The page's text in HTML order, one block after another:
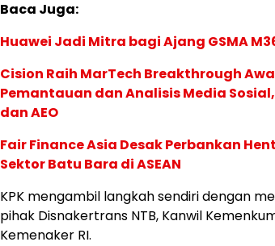
Baca Juga:
Huawei Jadi Mitra bagi Ajang GSMA
Cision Raih MarTech Breakthrough
Pemantauan dan Analisis Media
dan AEO
Fair Finance Asia Desak Perbankan
Sektor Batu Bara di ASEAN
KPK mengambil langkah sendiri dengan
pihak Disnakertrans NTB, Kanwil
Kemenaker RI.